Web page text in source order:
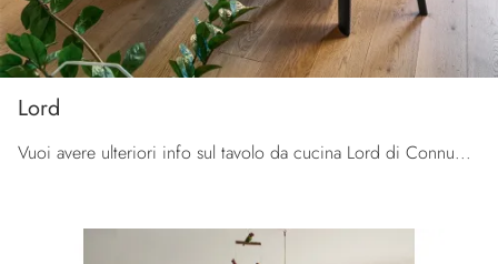
Lord
Vuoi avere ulteriori info sul tavolo da cucina Lord di Connubia? Clicca e scopri di più sui modelli allungabili del marchio.